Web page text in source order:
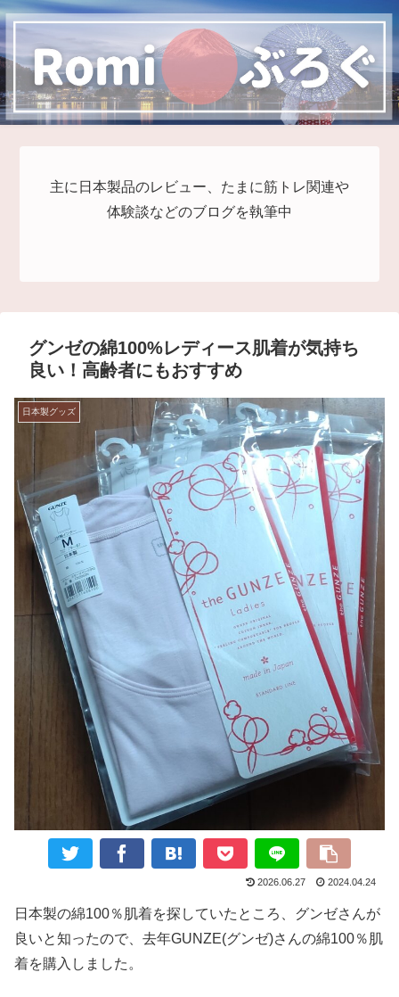
主に日本製品のレビュー、たまに筋トレ関連や
体験談などのブログを執筆中
グンゼの綿100%レディース肌着が気持ち
良い！高齢者にもおすすめ
日本製グッズ
2026.06.27 2024.04.24
日本製の綿100％肌着を探していたところ、グンゼさんが
良いと知ったので、去年GUNZE(グンゼ)さんの綿100％肌
着を購入しました。